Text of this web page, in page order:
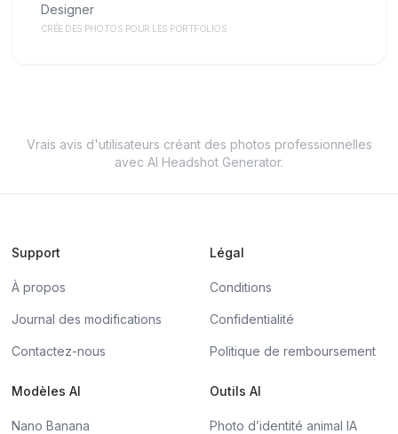
Designer
CRÉE DES PHOTOS POUR LES PORTFOLIOS
Vrais avis d'utilisateurs créant des photos professionnelles
avec AI Headshot Generator.
Support
À propos
Journal des modifications
Contactez-nous
Légal
Conditions
Confidentialité
Politique de remboursement
Modèles AI
Nano Banana
Outils AI
Photo d’identité animal IA